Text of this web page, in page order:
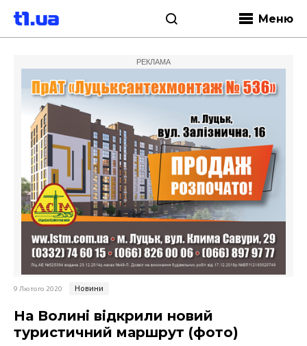
Меню
РЕКЛАМА
9 Лютого 2020 Новини
На Волині відкрили новий
туристичний маршрут (фото)